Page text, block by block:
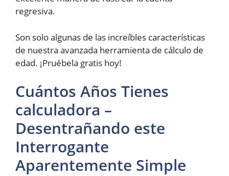
regresiva.
Son solo algunas de las increíbles características
de nuestra avanzada herramienta de cálculo de
edad. ¡Pruébela gratis hoy!
Cuántos Años Tienes
calculadora –
Desentrañando este
Interrogante
Aparentemente Simple